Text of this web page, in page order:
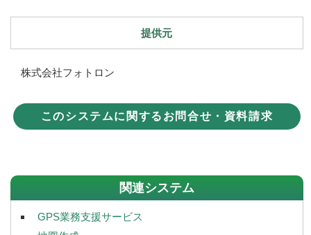
提供元
株式会社フォトロン
このシステムに関するお問合せ・資料請求
関連システム
GPS業務支援サービス